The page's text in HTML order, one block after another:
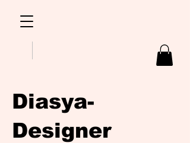
Diasya-
Designer